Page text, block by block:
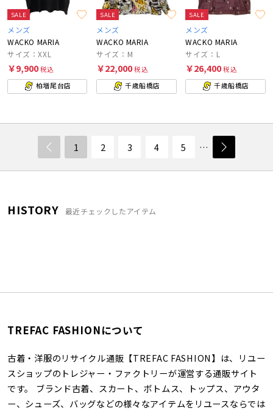
SALE
メンズ
WACKO MARIA
サイズ：XXL
￥9,900税込
柏増尾台店
SALE
メンズ
WACKO MARIA
サイズ：M
￥22,000税込
千歳船橋店
SALE
メンズ
WACKO MARIA
サイズ：L
￥26,400税込
千歳船橋店
1 2 3 4 5 …
HISTORY 最近チェックしたアイテム
TREFAC FASHIONについて
古着・洋服のリサイクル通販【TREFAC FASHION】は、リユー
スショップのトレジャー・ファクトリーが運営する通販サイト
です。 ブランド古着、スカート、ボトムス、トップス、アウタ
ー、シューズ、バッグなどの様々なアイテムをリユースならでは